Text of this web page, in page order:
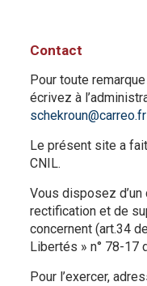
Contact
Pour toute
écrivez à
schekroun@carreo.fr
Le présent site a fait
CNIL.
Vous disposez d’un
rectification et de
concernent (art.34
Libertés » n° 78-17
Pour l’exercer,